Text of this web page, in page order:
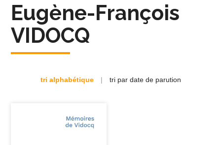
Eugène-François
VIDOCQ
tri alphabétique | tri par date de parution